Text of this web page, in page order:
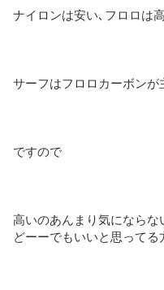
ナイロンは安い､フロロは高
サーフはフロロカーボンが
ですので
高いのあんまり気にならな
どーーでもいいと思って